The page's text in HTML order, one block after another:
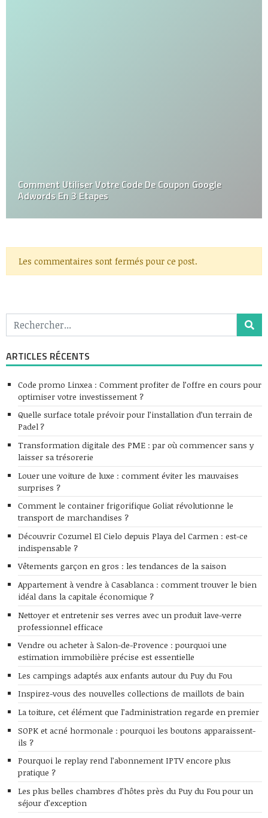
Comment Utiliser Votre Code De Coupon Google
Adwords En 3 Etapes
Les commentaires sont fermés pour ce post.
ARTICLES RÉCENTS
Code promo Linxea : Comment profiter de l’offre en cours pour
optimiser votre investissement ?
Quelle surface totale prévoir pour l’installation d’un terrain de
Padel ?
Transformation digitale des PME : par où commencer sans y
laisser sa trésorerie
Louer une voiture de luxe : comment éviter les mauvaises
surprises ?
Comment le container frigorifique Goliat révolutionne le
transport de marchandises ?
Découvrir Cozumel El Cielo depuis Playa del Carmen : est-ce
indispensable ?
Vêtements garçon en gros : les tendances de la saison
Appartement à vendre à Casablanca : comment trouver le bien
idéal dans la capitale économique ?
Nettoyer et entretenir ses verres avec un produit lave-verre
professionnel efficace
Vendre ou acheter à Salon-de-Provence : pourquoi une
estimation immobilière précise est essentielle
Les campings adaptés aux enfants autour du Puy du Fou
Inspirez-vous des nouvelles collections de maillots de bain
La toiture, cet élément que l’administration regarde en premier
SOPK et acné hormonale : pourquoi les boutons apparaissent-
ils ?
Pourquoi le replay rend l’abonnement IPTV encore plus
pratique ?
Les plus belles chambres d’hôtes près du Puy du Fou pour un
séjour d’exception